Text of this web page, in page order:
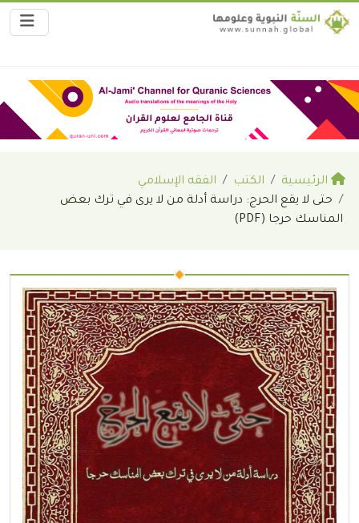
الرئيسية الكتب
الفقه الإسلامي
حتى لا يقع الحرج: دراسة أدلة من لا يرى في ترك بعض
المناسك حرجا (PDF)